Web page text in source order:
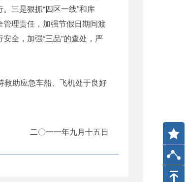
三是狠抓“四区一线”和库
管理责任，加强节假日期间渡
全，加强“三品”的查处，严
助应急车船、飞机处于良好
二〇一一年九月十五日